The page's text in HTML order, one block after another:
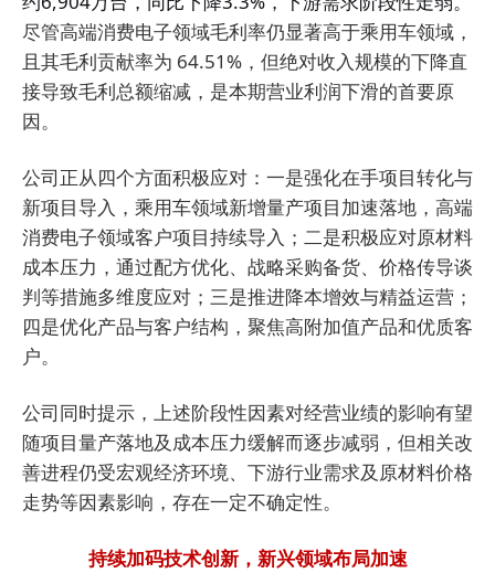
尽管高端消费电子领域毛利率仍显著高于乘用车领域，
且其毛利贡献率为 64.51%，但绝对收入规模的下降直
接导致毛利总额缩减，是本期营业利润下滑的首要原
因。
公司正从四个方面积极应对：一是强化在手项目转化与
新项目导入，乘用车领域新增量产项目加速落地，高端
消费电子领域客户项目持续导入；二是积极应对原材料
成本压力，通过配方优化、战略采购备货、价格传导谈
判等措施多维度应对；三是推进降本增效与精益运营；
四是优化产品与客户结构，聚焦高附加值产品和优质客
户。
公司同时提示，上述阶段性因素对经营业绩的影响有望
随项目量产落地及成本压力缓解而逐步减弱，但相关改
善进程仍受宏观经济环境、下游行业需求及原材料价格
走势等因素影响，存在一定不确定性。
持续加码技术创新，新兴领域布局加速